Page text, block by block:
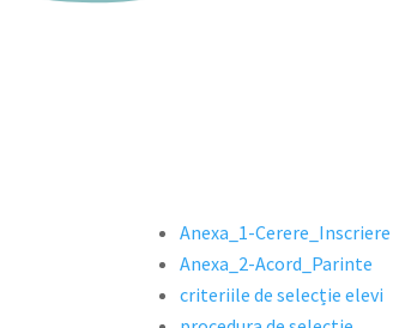
Anexa_1-Cerere_Inscriere
Anexa_2-Acord_Parinte
criteriile de selecție elevi